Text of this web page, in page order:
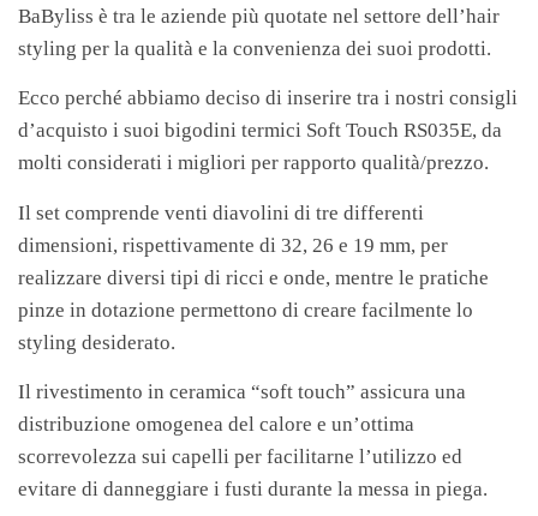
BaByliss è tra le aziende più quotate nel settore dell’hair
styling per la qualità e la convenienza dei suoi prodotti.
Ecco perché abbiamo deciso di inserire tra i nostri consigli
d’acquisto i suoi bigodini termici Soft Touch RS035E, da
molti considerati i migliori per rapporto qualità/prezzo.
Il set comprende venti diavolini di tre differenti
dimensioni, rispettivamente di 32, 26 e 19 mm, per
realizzare diversi tipi di ricci e onde, mentre le pratiche
pinze in dotazione permettono di creare facilmente lo
styling desiderato.
Il rivestimento in ceramica “soft touch” assicura una
distribuzione omogenea del calore e un’ottima
scorrevolezza sui capelli per facilitarne l’utilizzo ed
evitare di danneggiare i fusti durante la messa in piega.